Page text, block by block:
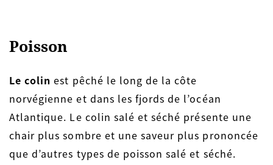
Poisson
Le colin est pêché le long de la côte
norvégienne et dans les fjords de l’océan
Atlantique. Le colin salé et séché présente une
chair plus sombre et une saveur plus prononcée
que d’autres types de poisson salé et séché.